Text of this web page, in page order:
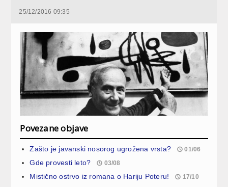
25/12/2016 09:35
Povezane objave
Zašto je javanski nosorog ugrožena vrsta? 01/06
Gde provesti leto? 03/08
Mistično ostrvo iz romana o Hariju Poteru! 17/10